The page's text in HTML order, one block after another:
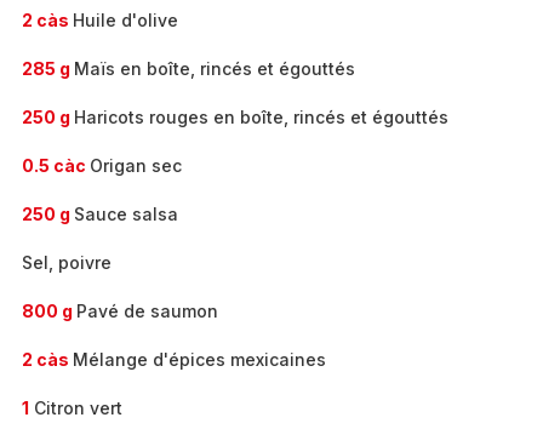
2 càs Huile d'olive
285 g Maïs en boîte, rincés et égouttés
250 g Haricots rouges en boîte, rincés et égouttés
0.5 càc Origan sec
250 g Sauce salsa
Sel, poivre
800 g Pavé de saumon
2 càs Mélange d'épices mexicaines
1 Citron vert